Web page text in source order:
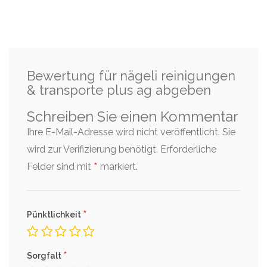
Bewertung für nägeli reinigungen
& transporte plus ag abgeben
Schreiben Sie einen Kommentar
Ihre E-Mail-Adresse wird nicht veröffentlicht. Sie
wird zur Verifizierung benötigt. Erforderliche
Felder sind mit * markiert.
Pünktlichkeit *
Sorgfalt *